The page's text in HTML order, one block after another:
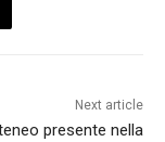
Next article
presente nella